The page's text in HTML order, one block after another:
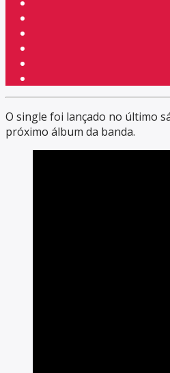
O single foi lançado no último
próximo álbum da banda.